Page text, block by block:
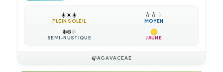
☀️☀️☀️
PLEIN SOLEIL
💧 💧 💧
MOYEN
❄️❄️❄️
SEMI-RUSTIQUE JAUNE
🍃AGAVACEAE